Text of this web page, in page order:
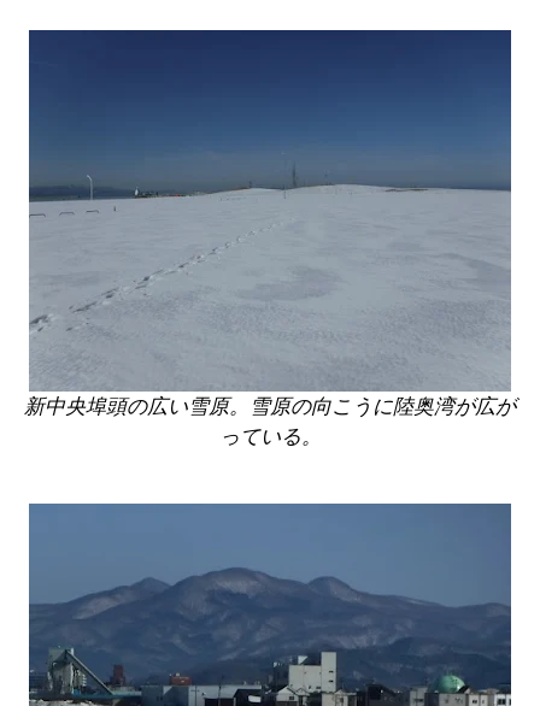
新中央埠頭の広い雪原。雪原の向こうに陸奥湾が広が
っている。